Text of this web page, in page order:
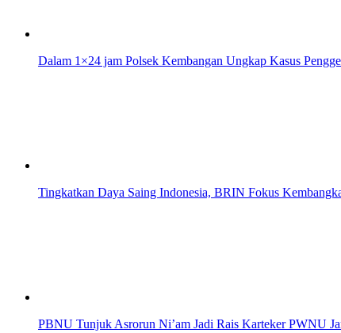
Dalam 1×24 jam Polsek Kembangan Ungkap Kasus
Tingkatkan Daya Saing Indonesia, BRIN Fokus
PBNU Tunjuk Asrorun Ni’am Jadi Rais Karteker PWNU